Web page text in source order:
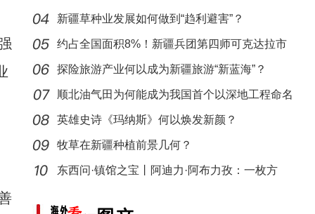
新疆草种业发展如何做到“趋利避害”？
约占全国面积8%！新疆兵团第四师可克达拉市
为何能
探险旅游产业何以成为新疆旅游“新蓝海”？
顺北油气田为何能成为我国首个以深地工程命名
的项
英雄史诗《玛纳斯》何以焕发新颜？
牧草在新疆种植前景几何？
东西问·镇馆之宝丨阿迪力·阿布力孜：一枚方